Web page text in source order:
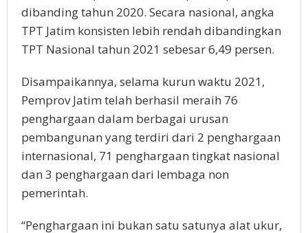
dibanding tahun 2020. Secara nasional, angka
TPT Jatim konsisten lebih rendah dibandingkan
TPT Nasional tahun 2021 sebesar 6,49 persen.
Disampaikannya, selama kurun waktu 2021,
Pemprov Jatim telah berhasil meraih 76
penghargaan dalam berbagai urusan
pembangunan yang terdiri dari 2 penghargaan
internasional, 71 penghargaan tingkat nasional
dan 3 penghargaan dari lembaga non
pemerintah.
“Penghargaan ini bukan satu satunya alat ukur,